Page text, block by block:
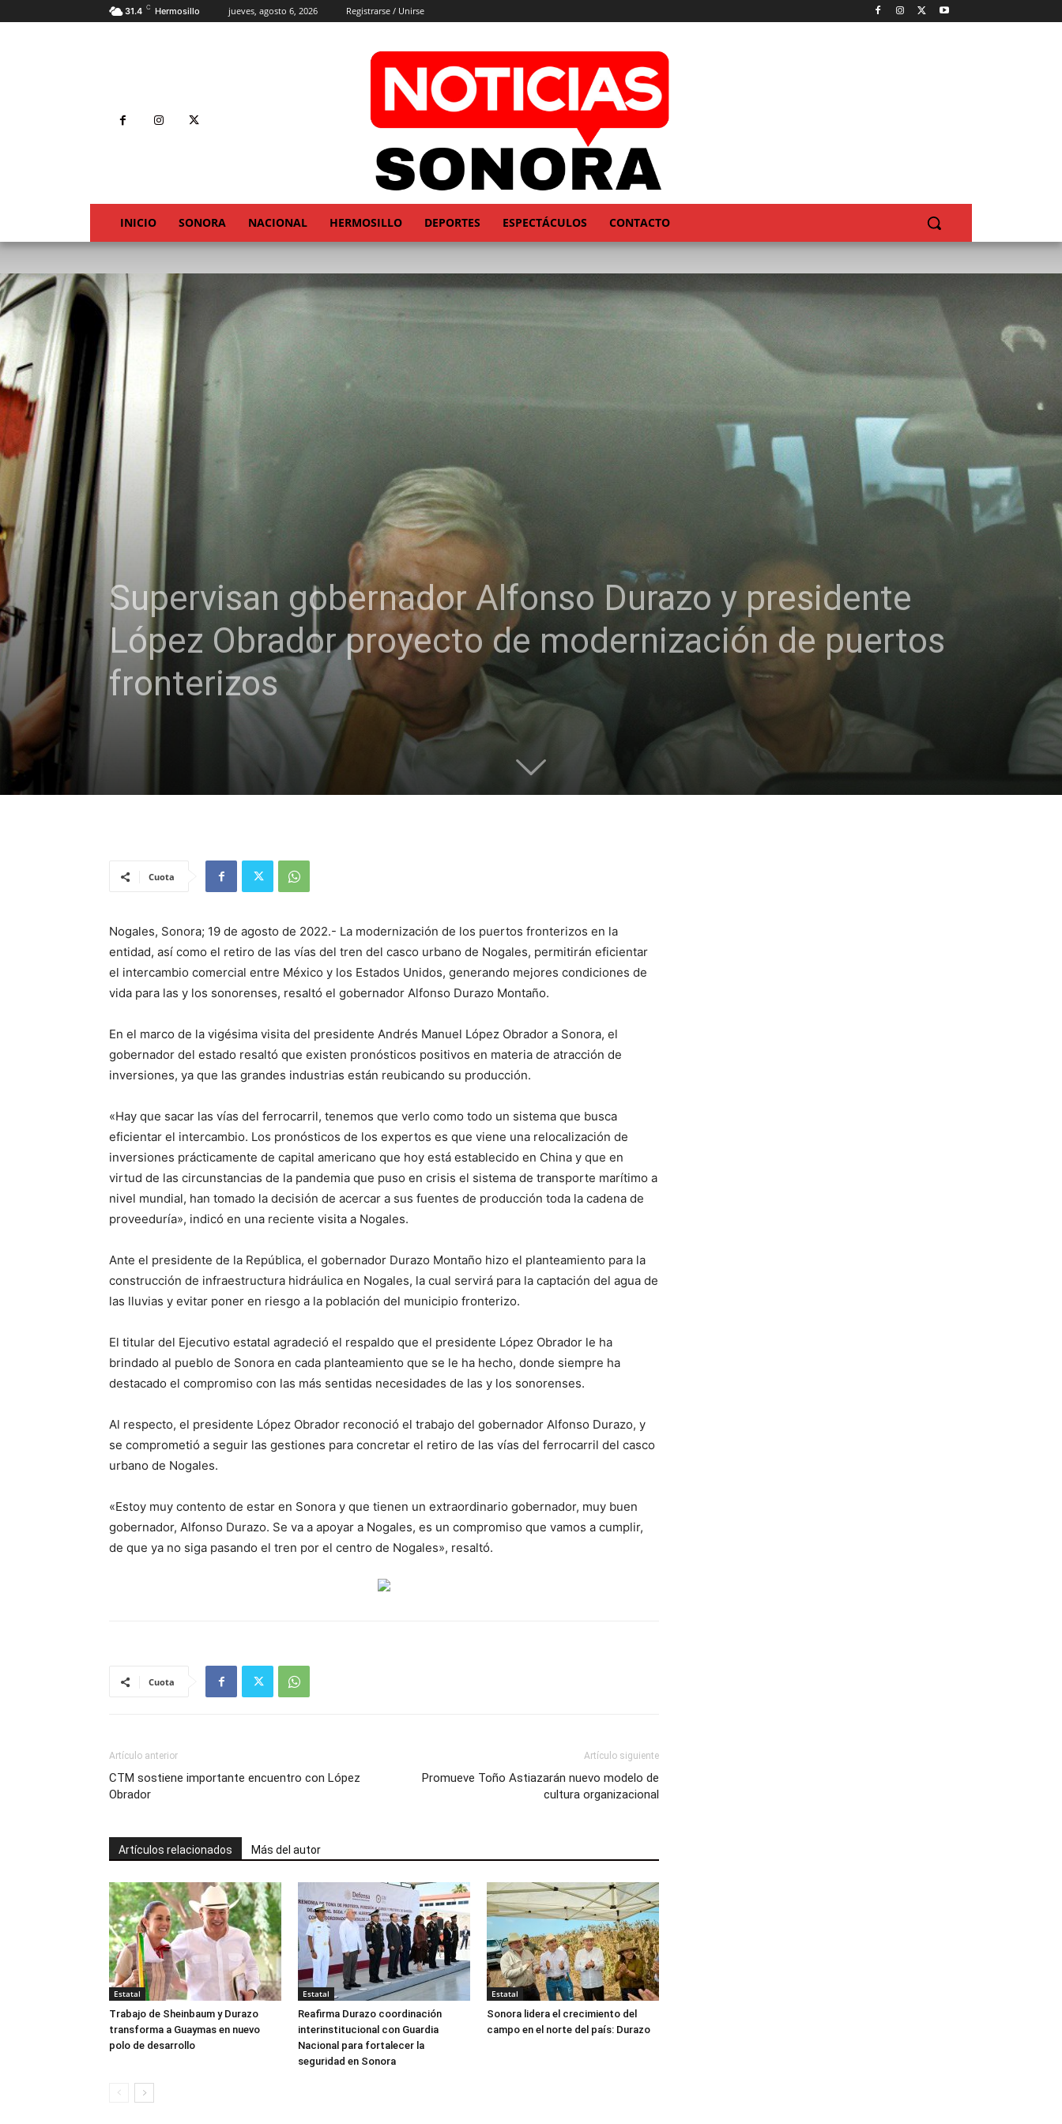
31.4 C Hermosillo jueves, agosto 6, 2026 Registrarse / Unirse
INICIO SONORA NACIONAL HERMOSILLO DEPORTES ESPECTÁCULOS CONTACTO
Supervisan gobernador Alfonso Durazo y presidente
López Obrador proyecto de modernización de puertos
fronterizos
Cuota
Nogales, Sonora; 19 de agosto de 2022.- La modernización de los puertos fronterizos en la
entidad, así como el retiro de las vías del tren del casco urbano de Nogales, permitirán eficientar
el intercambio comercial entre México y los Estados Unidos, generando mejores condiciones de
vida para las y los sonorenses, resaltó el gobernador Alfonso Durazo Montaño.
En el marco de la vigésima visita del presidente Andrés Manuel López Obrador a Sonora, el
gobernador del estado resaltó que existen pronósticos positivos en materia de atracción de
inversiones, ya que las grandes industrias están reubicando su producción.
«Hay que sacar las vías del ferrocarril, tenemos que verlo como todo un sistema que busca
eficientar el intercambio. Los pronósticos de los expertos es que viene una relocalización de
inversiones prácticamente de capital americano que hoy está establecido en China y que en
virtud de las circunstancias de la pandemia que puso en crisis el sistema de transporte marítimo a
nivel mundial, han tomado la decisión de acercar a sus fuentes de producción toda la cadena de
proveeduría», indicó en una reciente visita a Nogales.
Ante el presidente de la República, el gobernador Durazo Montaño hizo el planteamiento para la
construcción de infraestructura hidráulica en Nogales, la cual servirá para la captación del agua de
las lluvias y evitar poner en riesgo a la población del municipio fronterizo.
El titular del Ejecutivo estatal agradeció el respaldo que el presidente López Obrador le ha
brindado al pueblo de Sonora en cada planteamiento que se le ha hecho, donde siempre ha
destacado el compromiso con las más sentidas necesidades de las y los sonorenses.
Al respecto, el presidente López Obrador reconoció el trabajo del gobernador Alfonso Durazo, y
se comprometió a seguir las gestiones para concretar el retiro de las vías del ferrocarril del casco
urbano de Nogales.
«Estoy muy contento de estar en Sonora y que tienen un extraordinario gobernador, muy buen
gobernador, Alfonso Durazo. Se va a apoyar a Nogales, es un compromiso que vamos a cumplir,
de que ya no siga pasando el tren por el centro de Nogales», resaltó.
Cuota
Artículo anterior
CTM sostiene importante encuentro con López
Obrador
Artículo siguiente
Promueve Toño Astiazarán nuevo modelo de
cultura organizacional
Artículos relacionados Más del autor
Estatal
Trabajo de Sheinbaum y Durazo
transforma a Guaymas en nuevo
polo de desarrollo
Estatal
Reafirma Durazo coordinación
interinstitucional con Guardia
Nacional para fortalecer la
seguridad en Sonora
Estatal
Sonora lidera el crecimiento del
campo en el norte del país: Durazo